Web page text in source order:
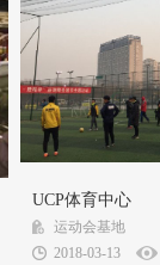
UCP体育中心项目
内，该园区紧邻机
UCP体育中心
运动会基地
2018-03-13